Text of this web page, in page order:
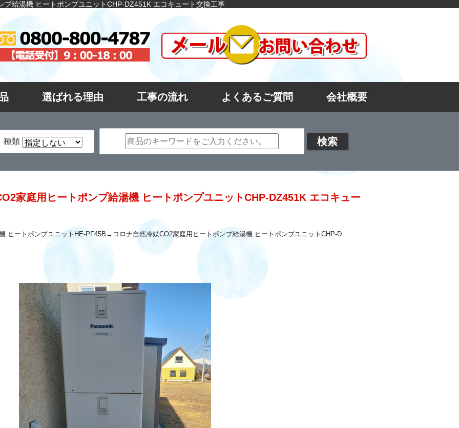
給湯機 ヒートポンプユニットCHP-DZ451K エコキュート交換工事
選ばれる理由 工事の流れ よくあるご質問 会社概要
種類
家庭用ヒートポンプ給湯機 ヒートポンプユニットCHP-DZ451K エコキュー
ヒートポンプユニットHE-PF45B→コロナ自然冷媒CO2家庭用ヒートポンプ給湯機 ヒートポンプユニットCHP-D